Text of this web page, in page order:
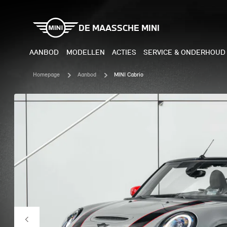
DE MAASSCHE MINI
AANBOD MODELLEN
ELEKTRISCH
MINI COUNTRYMAN ELECTRIC
JOHN COOPER WORKS
ELECTRIC
MINI
MINI
MINI
ACTIES SERVICE & ONDERHOUD
Homepage Aanbod MINI Cabrio